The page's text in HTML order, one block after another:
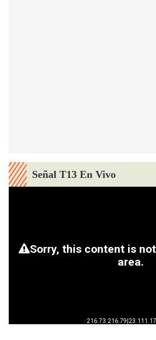
Señal T13 En Vivo